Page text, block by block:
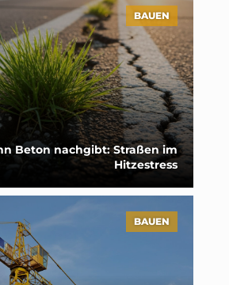
BAUEN
Beton nachgibt: Straßen im
Hitzestress
BAUEN